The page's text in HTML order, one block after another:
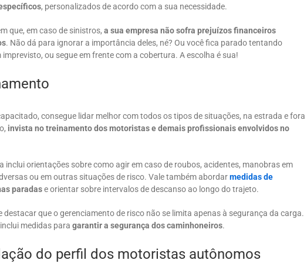
, personalizados de acordo com a sua necessidade.
que, em caso de sinistros, a sua empresa não sofra prejuízos financeiros
. Não dá para ignorar a importância deles, né? Ou você fica parado tentando
imprevisto, ou segue em frente com a cobertura. A escolha é sua!
consegue lidar melhor com todos os tipos de situações, na estrada e fora
invista no treinamento dos motoristas e demais profissionais envolvidos no
inclui orientações sobre como agir em caso de roubos, acidentes, manobras em
ou em outras situações de risco. Vale também abordarmedidas de
paradase orientar sobre intervalos de descanso ao longo do trajeto.
destacar que o gerenciamento de risco não se limita apenas à segurança da carga.
medidas para garantir a segurança dos caminhoneiros.
do perfil dos motoristas autônomos